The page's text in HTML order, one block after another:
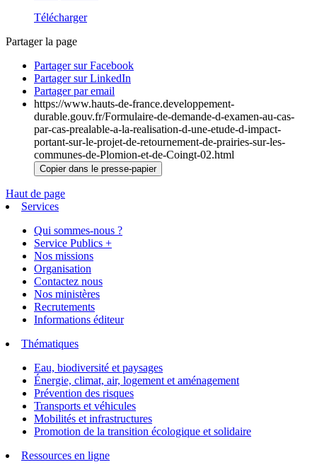
Télécharger
Partager la page
Partager sur Facebook
Partager sur LinkedIn
Partager par email
https://www.hauts-de-france.developpement-
durable.gouv.fr/Formulaire-de-demande-d-examen-au-cas-
par-cas-prealable-a-la-realisation-d-une-etude-d-impact-
portant-sur-le-projet-de-retournement-de-prairies-sur-les-
communes-de-Plomion-et-de-Coingt-02.html
Copier dans le presse-papier
Haut de page
Services
Qui sommes-nous ?
Service Publics +
Nos missions
Organisation
Contactez nous
Nos ministères
Recrutements
Informations éditeur
Thématiques
Eau, biodiversité et paysages
Énergie, climat, air, logement et aménagement
Prévention des risques
Transports et véhicules
Mobilités et infrastructures
Promotion de la transition écologique et solidaire
Ressources en ligne